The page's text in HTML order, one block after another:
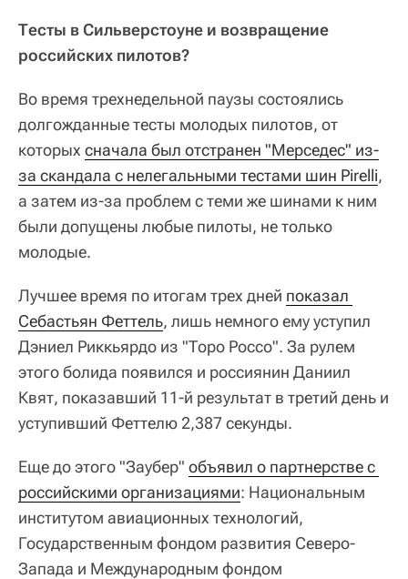
Тесты в Сильверстоуне и возвращение
российских пилотов?
Во время трехнедельной паузы состоялись
долгожданные тесты молодых пилотов, от
которых сначала был отстранен "Мерседес" из-
за скандала с нелегальными тестами шин Pirelli,
а затем из-за проблем с теми же шинами к ним
были допущены любые пилоты, не только
молодые.
Лучшее время по итогам трех дней показал
Себастьян Феттель, лишь немного ему уступил
Дэниел Риккьярдо из "Торо Россо". За рулем
этого болида появился и россиянин Даниил
Квят, показавший 11-й результат в третий день и
уступивший Феттелю 2,387 секунды.
Еще до этого "Заубер" объявил о партнерстве с
российскими организациями: Национальным
институтом авиационных технологий,
Государственным фондом развития Северо-
Запада и Международным фондом